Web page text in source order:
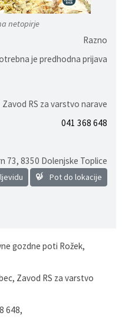
netopirje
Razno
je predhodna prijava
Zavod RS za varstvo narave
041 368 648
73, 8350 Dolenjske Toplice
Pot do lokacije
gozdne poti Rožek,
Zavod RS za varstvo
648,